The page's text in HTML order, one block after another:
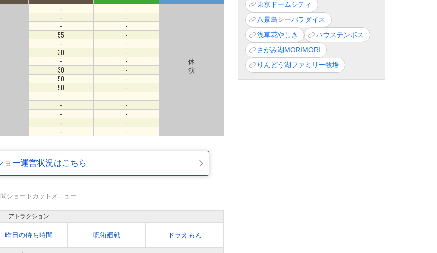
-
-
-
-
-
-
55
-
-
-
30
-
-
-
休
30
-
演
50
-
50
-
-
-
-
-
-
-
-
-
-
-
ョー運営状況はこちら
ショートカットメニュー
アトラクション
昨日の待ち時間 呪術廻戦 ドラえもん
東京ドームシティ
八景島シーパラダイス
浅草花やしき
ハウステンボス
さがみ湖MORIMORI
りんどう湖ファミリー牧場